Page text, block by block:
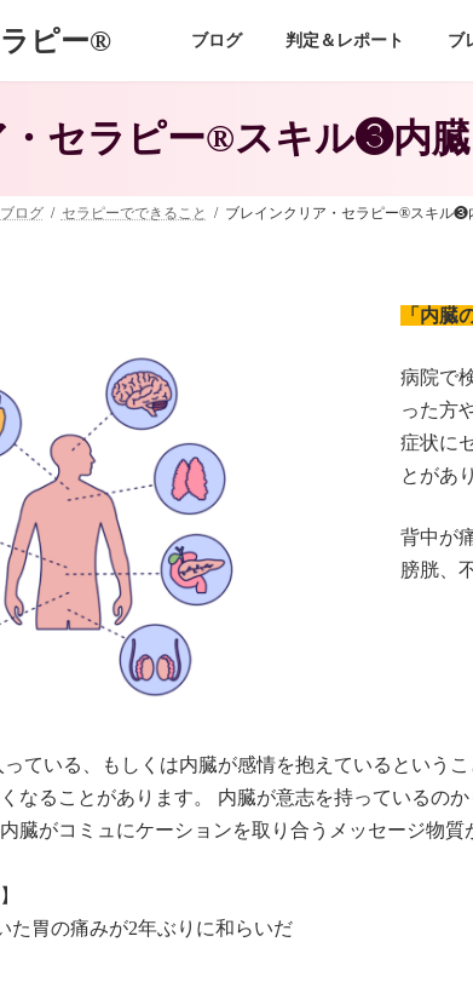
ピー® ブログ 判定＆レポート ブ
・セラピー®スキル❸内臓
ブログ セラピーでできること ブレインクリア・セラピー®スキル❸
「内臓
病院で
った方
症状に
とがあ
背中が
膀胱、
ている、もしくは内臓が感情を抱えているという
なることがあります。 内臓が意志を持っているのか
臓がコミュにケーションを取り合うメッセージ物
た胃の痛みが2年ぶりに和らいだ